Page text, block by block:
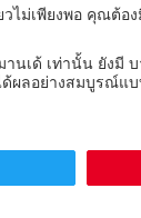
วไม่เพียงพอ คุณต้
านเด้ เท่านั้น ยังมี
ผลอย่างสมบูรณ์แบ